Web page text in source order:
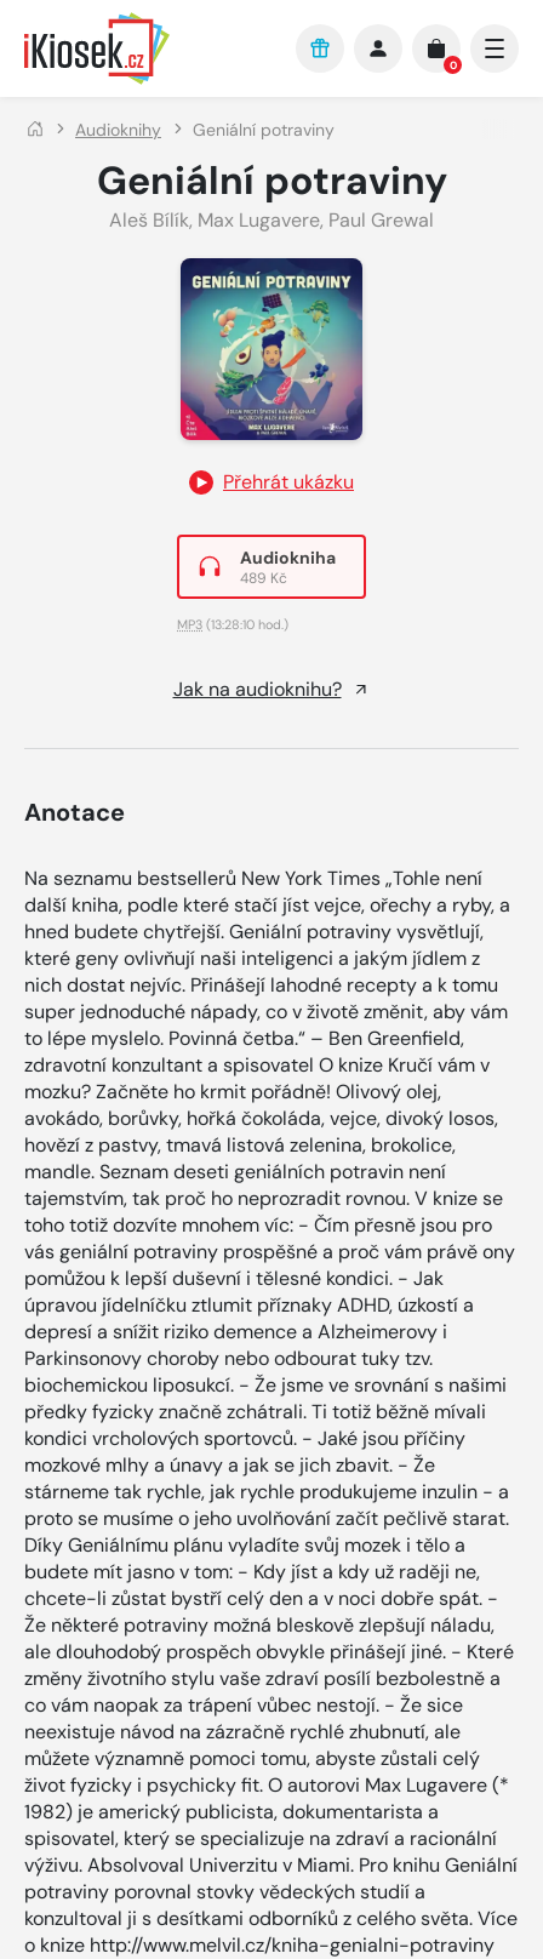
Přejít na hlavní obsah
0
Audioknihy Geniální potraviny
Geniální potraviny
Aleš Bílík, Max Lugavere, Paul Grewal
Přehrát ukázku
Audiokniha
489 Kč
MP3 (13:28:10 hod.)
Jak na audioknihu?
Anotace
Na seznamu bestsellerů New York Times „Tohle není
další kniha, podle které stačí jíst vejce, ořechy a ryby, a
hned budete chytřejší. Geniální potraviny vysvětlují,
které geny ovlivňují naši inteligenci a jakým jídlem z
nich dostat nejvíc. Přinášejí lahodné recepty a k tomu
super jednoduché nápady, co v životě změnit, aby vám
to lépe myslelo. Povinná četba.“ – Ben Greenfield,
zdravotní konzultant a spisovatel O knize Kručí vám v
mozku? Začněte ho krmit pořádně! Olivový olej,
avokádo, borůvky, hořká čokoláda, vejce, divoký losos,
hovězí z pastvy, tmavá listová zelenina, brokolice,
mandle. Seznam deseti geniálních potravin není
tajemstvím, tak proč ho neprozradit rovnou. V knize se
toho totiž dozvíte mnohem víc: - Čím přesně jsou pro
vás geniální potraviny prospěšné a proč vám právě ony
pomůžou k lepší duševní i tělesné kondici. - Jak
úpravou jídelníčku ztlumit příznaky ADHD, úzkostí a
depresí a snížit riziko demence a Alzheimerovy i
Parkinsonovy choroby nebo odbourat tuky tzv.
biochemickou liposukcí. - Že jsme ve srovnání s našimi
předky fyzicky značně zchátrali. Ti totiž běžně mívali
kondici vrcholových sportovců. - Jaké jsou příčiny
mozkové mlhy a únavy a jak se jich zbavit. - Že
stárneme tak rychle, jak rychle produkujeme inzulin - a
proto se musíme o jeho uvolňování začít pečlivě starat.
Díky Geniálnímu plánu vyladíte svůj mozek i tělo a
budete mít jasno v tom: - Kdy jíst a kdy už raději ne,
chcete-li zůstat bystří celý den a v noci dobře spát. -
Že některé potraviny možná bleskově zlepšují náladu,
ale dlouhodobý prospěch obvykle přinášejí jiné. - Které
změny životního stylu vaše zdraví posílí bezbolestně a
co vám naopak za trápení vůbec nestojí. - Že sice
neexistuje návod na zázračně rychlé zhubnutí, ale
můžete významně pomoci tomu, abyste zůstali celý
život fyzicky i psychicky fit. O autorovi Max Lugavere (*
1982) je americký publicista, dokumentarista a
spisovatel, který se specializuje na zdraví a racionální
výživu. Absolvoval Univerzitu v Miami. Pro knihu Geniální
potraviny porovnal stovky vědeckých studií a
konzultoval ji s desítkami odborníků z celého světa. Více
o knize http://www.melvil.cz/kniha-genialni-potraviny